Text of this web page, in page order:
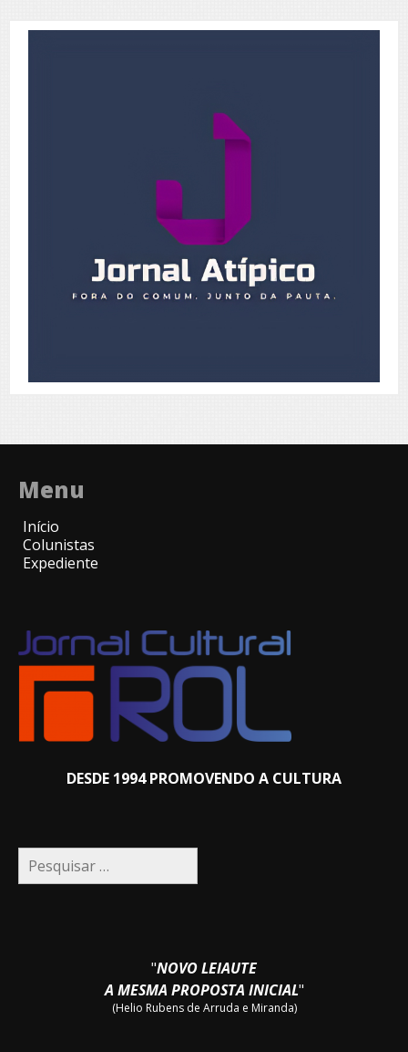
Menu
Início
Colunistas
Expediente
DESDE 1994 PROMOVENDO A CULTURA
Pesquisar
por:
"NOVO LEIAUTE
A MESMA PROPOSTA INICIAL"
(Helio Rubens de Arruda e Miranda)